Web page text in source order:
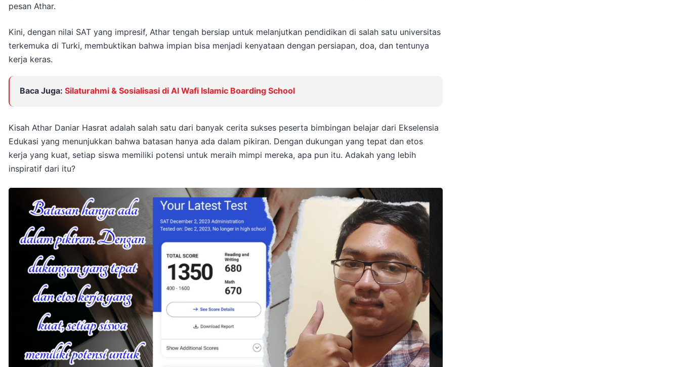
pesan Athar.
Kini, dengan nilai SAT yang impresif, Athar tengah bersiap untuk melanjutkan pendidikan di salah satu universitas
terkemuka di Turki, membuktikan bahwa impian bisa menjadi kenyataan dengan persiapan, doa, dan tentunya
kerja keras.
Baca Juga: Silaturahmi & Sosialisasi di Al Wafi Islamic Boarding School
Kisah Athar Daniar Hasrat adalah salah satu dari banyak cerita sukses peserta bimbingan belajar dari Ekselensia
Edukasi yang menunjukkan bahwa batasan hanya ada dalam pikiran. Dengan dukungan yang tepat dan etos
kerja yang kuat, setiap siswa memiliki potensi untuk meraih mimpi mereka, apa pun itu. Adakah yang lebih
inspiratif dari itu?